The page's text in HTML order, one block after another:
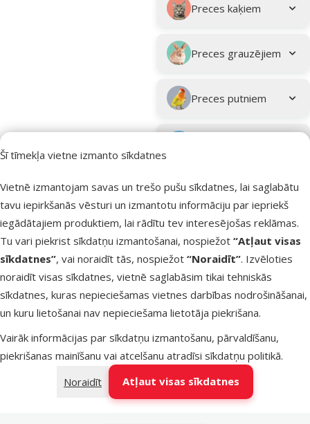
Šī tīmekļa vietne izmanto sīkdatnes
Vietnē izmantojam savas un trešo pušu sīkdatnes, lai saglabātu
tavu iepirkšanās vēsturi un izmantotu informāciju par iepriekš
iegādātajiem produktiem, lai rādītu tev interesējošas reklāmas.
Tu vari piekrist sīkdatņu izmantošanai, nospiežot “Atļaut visas
sīkdatnes”, vai noraidīt tās, nospiežot “Noraidīt”. Izvēloties
noraidīt visas sīkdatnes, vietnē saglabāsim tikai tehniskās
sīkdatnes, kuras nepieciešamas vietnes darbības nodrošināšanai,
un kuru lietošanai nav nepieciešama lietotāja piekrišana.
Vairāk informācijas par sīkdatņu izmantošanu, pārvaldīšanu,
piekrišanas mainīšanu vai atcelšanu atradīsi sīkdatņu politikā.
Noraidīt
Atļaut visas sīkdatnes
Preces kaķiem
Preces grauzējiem
Preces putniem
Preces
eksotiskajiem
Filtrs
Kampaņa: Vasara
turpinās – atlaides katrai
gaumei!
Kārtot pēc
Produkti nav atrasti